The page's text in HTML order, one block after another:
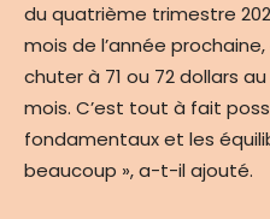
du quatrième trimestre
mois de l’année
chuter à 71 ou 72 dollars
mois. C’est tout à fait
fondamentaux et les
beaucoup », a-t-il ajouté.